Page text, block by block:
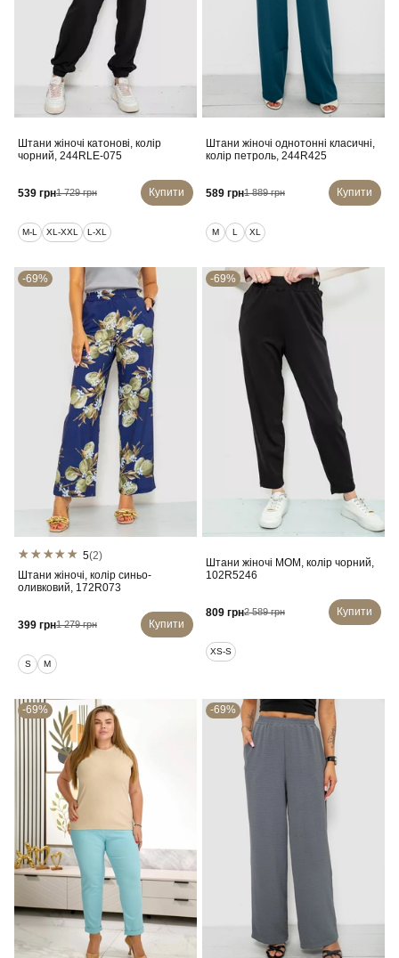
Штани жіночі катонові, колір
чорний, 244RLE-075
539 грн1 729 грн Купити
M-L XL-XXL L-XL
Штани жіночі однотонні класичні,
колір петроль, 244R425
589 грн1 889 грн Купити
M L XL
-69%
5(2)
Штани жіночі, колір синьо-
оливковий, 172R073
399 грн1 279 грн Купити
S M
-69%
Штани жіночі MOM, колір чорний,
102R5246
809 грн2 589 грн Купити
XS-S
-69% -69%